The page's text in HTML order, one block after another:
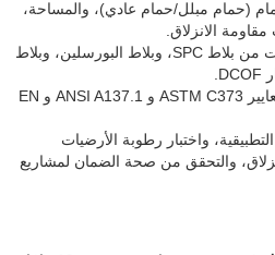
(حمام مبلل/حمام عادي)، والمساحة،
الانزلاق.
– استلام عينات من بلاط SPC، وبلاط البورسلين، وبلاط
– دليل معايير ASTM C373 و ANSI A137.1 و EN
واختبار رطوبة الأرضيات
والتحقق من صحة الضمان لمشاريع